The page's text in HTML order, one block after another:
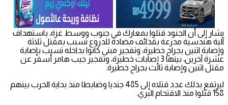
يشار إلى أن الجنود قتلوا بمعارك في جنوب ووسط غزة، باستهداف
آلية هندسية مدرعة بقذائف مضادة للدروع تسبب بمقتل ثلاثة
وإصابة اثنين بجراح خطيرة، وتفجير مبنى كانوا بداخله تسبب بإصابة
عشرة آخرين، بينها 3 إصابات خطيرة، وتفجير جيب هامر أسفر عن
مقتل اثنين وإصابة ثالث بجراح خطيرة.
ليرتفع بذلك عدد قتلاه إلى 485 جنديا وضابطا منذ بداية الحرب بينهم
158 قتلوا منذ الاقتحام البري.